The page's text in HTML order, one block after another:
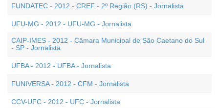
FUNDATEC - 2012 - CREF - 2º Região (RS) - Jornalista
UFU-MG - 2012 - UFU-MG - Jornalista
CAIP-IMES - 2012 - Câmara Municipal de São Caetano do Sul
- SP - Jornalista
UFBA - 2012 - UFBA - Jornalista
FUNIVERSA - 2012 - CFM - Jornalista
CCV-UFC - 2012 - UFC - Jornalista